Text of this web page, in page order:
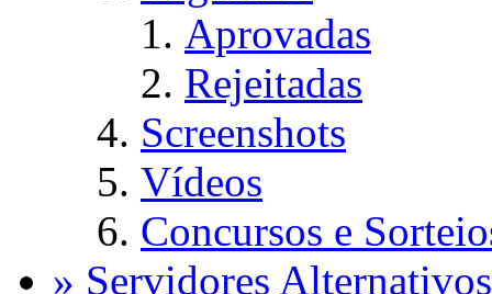
Aprovadas
Rejeitadas
Screenshots
Vídeos
Concursos e
» Servidores